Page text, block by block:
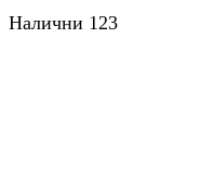
Налични 123